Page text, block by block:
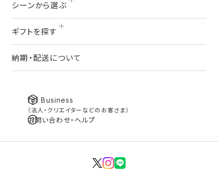
シーンから選ぶ
ギフトを探す
納期・配送について
for Business
（法人・クリエイターなどのお客さま）
お問い合わせ・ヘルプ